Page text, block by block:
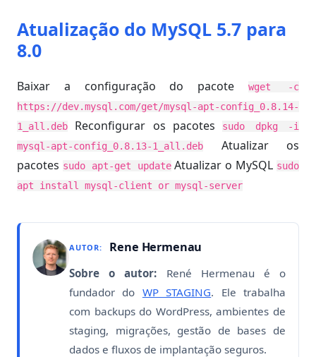
Atualização do MySQL 5.7 para
8.0
Baixar a configuração do pacotewget -c
https://dev.mysql.com/get/mysql-apt-config_0.8.14-
1_all.deb
Reconfigurar os pacotes
sudo dpkg -i
mysql-apt-config_0.8.13-1_all.deb
Atualizar os
pacotes sudo apt-get updateAtualizar o MySQL sudo
apt install mysql-client or mysql-server
AUTOR: Rene Hermenau
Sobre o autor: René Hermenau é o
fundador do WP STAGING. Ele trabalha
com backups do WordPress, ambientes de
staging, migrações, gestão de bases de
dados e fluxos de implantação seguros.